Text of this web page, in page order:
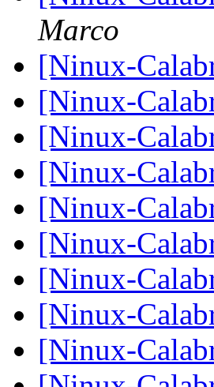
Marco
[Ninux-
[Ninux-
[Ninux-
[Ninux-
[Ninux-
[Ninux-
[Ninux-
[Ninux-
[Ninux-